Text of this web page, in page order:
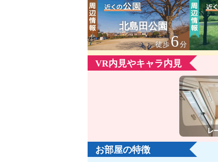
北島田公園
徒歩6分
VR内見やキャラ内見
お部屋の特徴